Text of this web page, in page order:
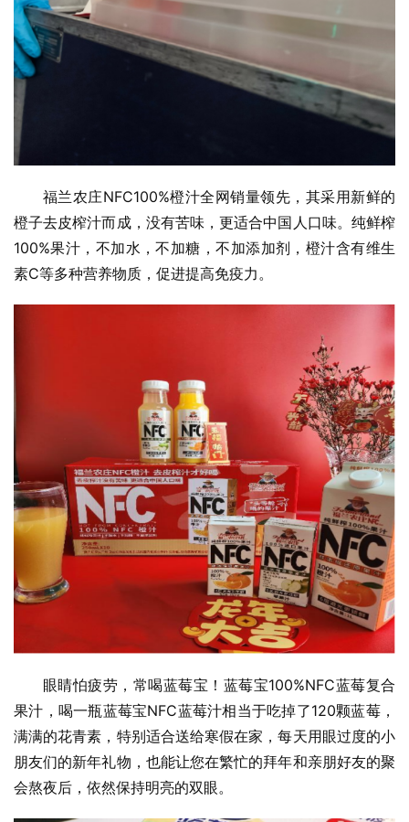
福兰农庄NFC100%橙汁全网销量领先，其采用新鲜的
橙子去皮榨汁而成，没有苦味，更适合中国人口味。纯鲜榨
100%果汁，不加水，不加糖，不加添加剂，橙汁含有维生
素C等多种营养物质，促进提高免疫力。
眼睛怕疲劳，常喝蓝莓宝！蓝莓宝100%NFC蓝莓复合
果汁，喝一瓶蓝莓宝NFC蓝莓汁相当于吃掉了120颗蓝莓，
满满的花青素，特别适合送给寒假在家，每天用眼过度的小
朋友们的新年礼物，也能让您在繁忙的拜年和亲朋好友的聚
会熬夜后，依然保持明亮的双眼。